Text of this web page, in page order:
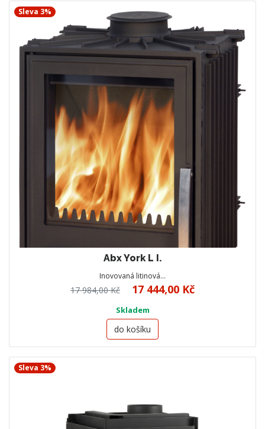
Sleva 3%
Abx York L I.
Inovovaná litinová…
17 984,00 Kč 17 444,00 Kč
Skladem
do košíku
Sleva 3%